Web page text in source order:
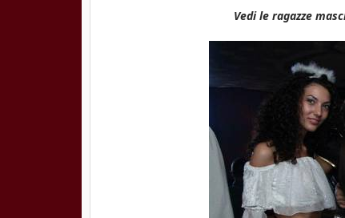
Vedi le ragazze